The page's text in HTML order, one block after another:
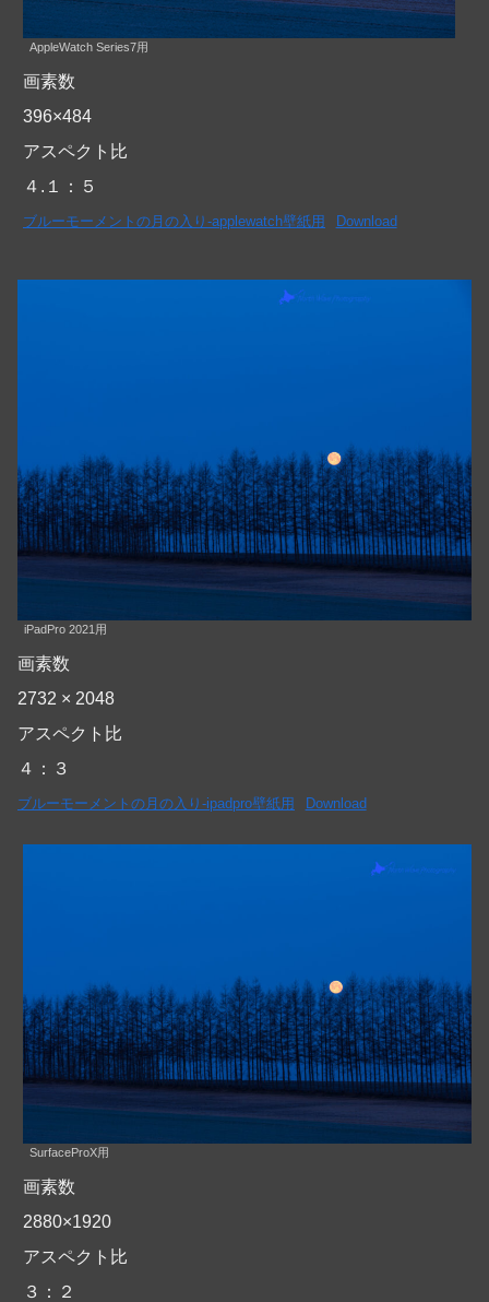
AppleWatch Series7用
画素数
396×484
アスペクト比
４.１：５
ブルーモーメントの月の入り-applewatch壁紙用 Download
iPadPro 2021用
画素数
2732 × 2048
アスペクト比
４：３
ブルーモーメントの月の入り-ipadpro壁紙用 Download
SurfaceProX用
画素数
2880×1920
アスペクト比
３：２